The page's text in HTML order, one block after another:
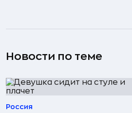
Новости по теме
Россия